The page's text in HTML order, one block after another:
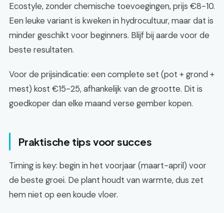
Ecostyle, zonder chemische toevoegingen, prijs €8-10.
Een leuke variant is kweken in hydrocultuur, maar dat is
minder geschikt voor beginners. Blijf bij aarde voor de
beste resultaten.
Voor de prijsindicatie: een complete set (pot + grond +
mest) kost €15-25, afhankelijk van de grootte. Dit is
goedkoper dan elke maand verse gember kopen.
Praktische tips voor succes
Timing is key: begin in het voorjaar (maart-april) voor
de beste groei. De plant houdt van warmte, dus zet
hem niet op een koude vloer.